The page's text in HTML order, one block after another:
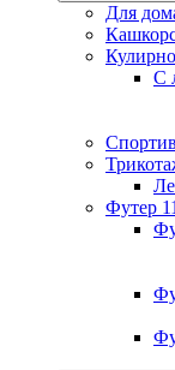
Для
С
Футер 11